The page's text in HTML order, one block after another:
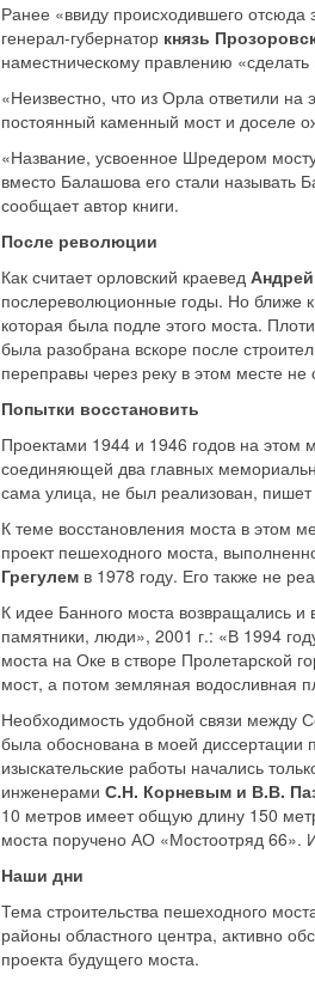
Ранее «ввиду происходившего
генерал-­губернатор князь
наместническому правлению
«Неизвестно, что из Орла ответили
постоянный каменный мост и доселе
«Название, усвоенное Шредером
вместо Балашова его стали
сообщает автор книги.
После революции
Как считает орловский краевед
послереволюционные годы. Но ближе
которая была подле этого моста.
была разобрана вскоре после
переправы через реку в этом месте не
Попытки восстановить
Проектами 1944 и 1946 годов на этом
соединяющей два главных
сама улица, не был реализован,
К теме восстановления моста в этом
проект пешеходного моста,
Грегулемв 1978 году. Его также не
К идее Банного моста возвращались и
памятники, люди», 2001 г.: «В 1994
моста на Оке в створе Пролетарской
мост, а потом земляная водосливная
Необходимость удобной связи между
была обоснована в моей диссертации
изыскательские работы начались
инженерами С.Н. Корневым и В.В.
10 метров имеет общую длину 150
моста поручено АО «Мосто­отряд­ 66».
Наши дни
Тема строительства пешеходного
районы областного центра, активно
проекта будущего моста.